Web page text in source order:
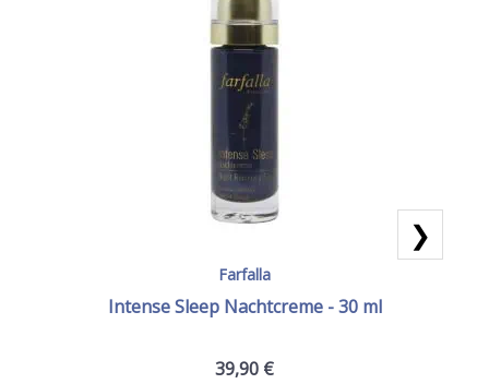
Farfalla
Intense Sleep Nachtcreme - 30 ml
39,90 €
❯